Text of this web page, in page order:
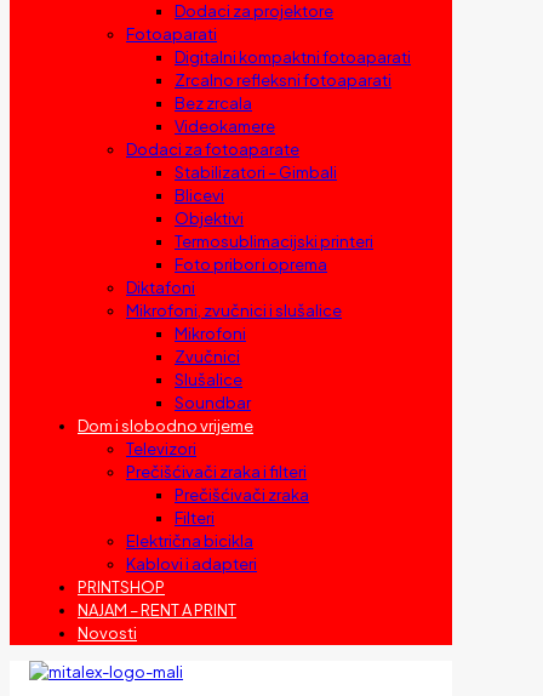
Dodaci za projektore
Fotoaparati
Digitalni kompaktni fotoaparati
Zrcalno refleksni fotoaparati
Bez zrcala
Videokamere
Dodaci za fotoaparate
Stabilizatori – Gimbali
Blicevi
Objektivi
Termosublimacijski printeri
Foto pribor i oprema
Diktafoni
Mikrofoni, zvučnici i slušalice
Mikrofoni
Zvučnici
Slušalice
Soundbar
Dom i slobodno vrijeme
Televizori
Prečišćivači zraka i filteri
Prečišćivači zraka
Filteri
Električna bicikla
Kablovi i adapteri
PRINTSHOP
NAJAM – RENT A PRINT
Novosti